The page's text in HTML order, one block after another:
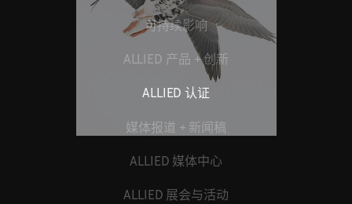
可持续影响
ALLIED 产品 + 创新
ALLIED 认证
媒体报道 + 新闻稿
ALLIED 媒体中心
ALLIED 展会与活动